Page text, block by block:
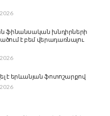
ֆինանսական խնդիրների
է բեմ վերադառնալու
է երևանյան ֆոտոշարքով